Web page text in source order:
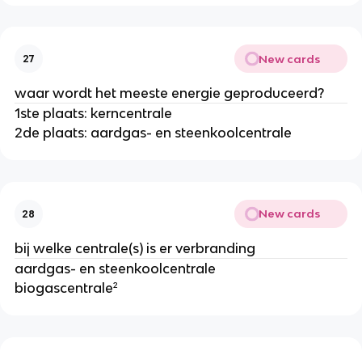
27 New cards
waar wordt het meeste energie geproduceerd?
1ste plaats: kerncentrale
2de plaats: aardgas- en steenkoolcentrale
28 New cards
bij welke centrale(s) is er verbranding
aardgas- en steenkoolcentrale
biogascentrale²